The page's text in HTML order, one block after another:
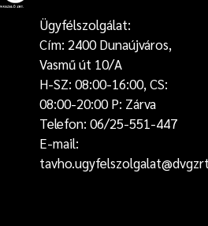
Ügyfélszolgálat:
Cím: 2400 Dunaújváros,
Vasmű út 10/A
H-SZ: 08:00-16:00, CS:
08:00-20:00 P: Zárva
Telefon: 06/25-551-447
E-mail: